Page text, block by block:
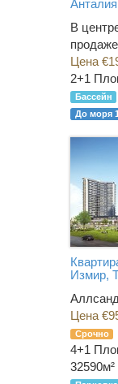
В
Цена
2+1
Бассейн
До моря
Измир,
Цена
Срочно
4+1
32590м²